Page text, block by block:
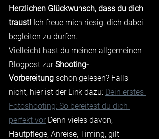
Herzlichen Glückwunsch, dass du dich
traust! Ich freue mich riesig, dich dabei
begleiten zu dürfen.
Vielleicht hast du meinen allgemeinen
Blogpost zur Shooting-
Vorbereitung schon gelesen? Falls
nicht, hier ist der Link dazu: Dein erstes
Fotoshooting: So bereitest du dich
perfekt vor Denn vieles davon,
Hautpflege, Anreise, Timing, gilt